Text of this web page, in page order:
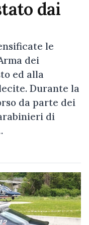
dai
le
dei
ed alla
Durante la
da parte dei
di